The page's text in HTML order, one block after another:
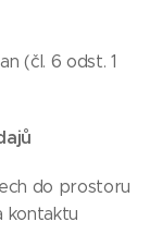
(čl. 6 odst. 1
do prostoru
kontaktu